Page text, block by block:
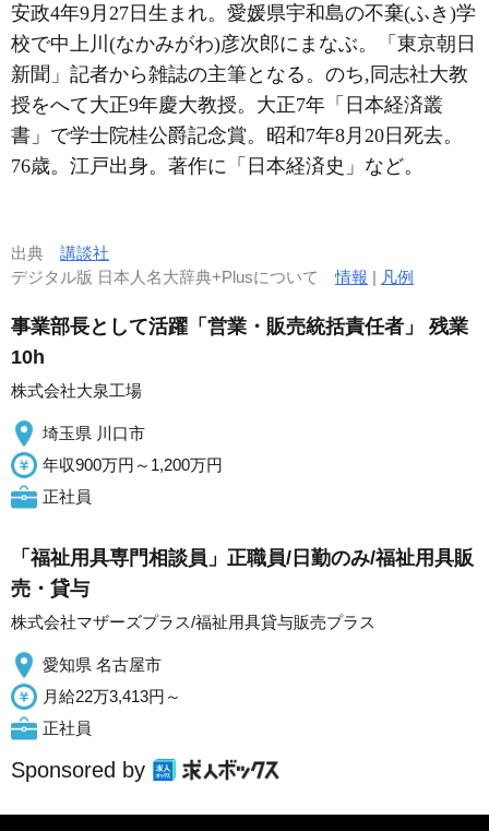
安政4年9月27日生まれ。愛媛県宇和島の不棄(ふき)学
校で中上川(なかみがわ)彦次郎にまなぶ。「東京朝日
新聞」記者から雑誌の主筆となる。のち,同志社大教
授をへて大正9年慶大教授。大正7年「日本経済叢
書」で学士院桂公爵記念賞。昭和7年8月20日死去。
76歳。江戸出身。著作に「日本経済史」など。
出典 講談社
デジタル版 日本人名大辞典+Plusについて情報 | 凡例
事業部長として活躍「営業・販売統括責任者」 残業
10h
株式会社大泉工場
埼玉県 川口市
年収900万円～1,200万円
正社員
「福祉用具専門相談員」正職員/日勤のみ/福祉用具販
売・貸与
株式会社マザーズプラス/福祉用具貸与販売プラス
愛知県 名古屋市
月給22万3,413円～
正社員
Sponsored by